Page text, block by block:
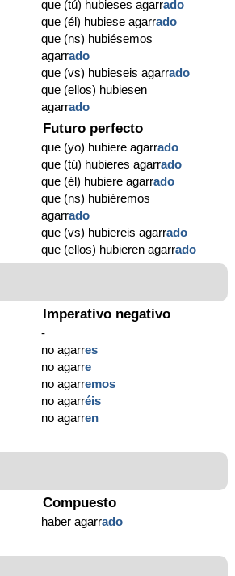
que (tú) hubieses agarrado
que (él) hubiese agarrado
que (ns) hubiésemos
agarrado
que (vs) hubieseis agarrado
que (ellos) hubiesen
agarrado
Futuro perfecto
que (yo) hubiere agarrado
que (tú) hubieres agarrado
que (él) hubiere agarrado
que (ns) hubiéremos
agarrado
que (vs) hubiereis agarrado
que (ellos) hubieren agarrado
Imperativo negativo
-
no agarres
no agarre
no agarremos
no agarréis
no agarren
Compuesto
haber agarrado